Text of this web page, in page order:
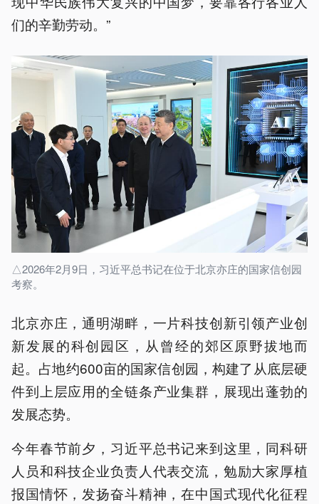
们的辛勤劳动。”
△2026年2月9日，习近平总书记在位于北京亦庄的国家信创园
考察。
北京亦庄，通明湖畔，一片科技创新引领产业创
新发展的科创园区，从曾经的郊区原野拔地而
起。占地约600亩的国家信创园，构建了从底层硬
件到上层应用的全链条产业集群，展现出蓬勃的
发展态势。
今年春节前夕，习近平总书记来到这里，同科研
人员和科技企业负责人代表交流，勉励大家厚植
报国情怀，发扬奋斗精神，在中国式现代化征程